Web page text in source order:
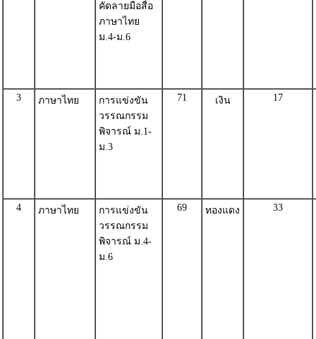
คัดลายมือสื่อ
ภาษาไทย
ม.4-ม.6
3 ภาษาไทย
การแข่งขัน
วรรณกรรม
พิจารณ์ ม.1-
ม.3
71 เงิน 17
4 ภาษาไทย
การแข่งขัน
วรรณกรรม
พิจารณ์ ม.4-
ม.6
69 ทองแดง 33